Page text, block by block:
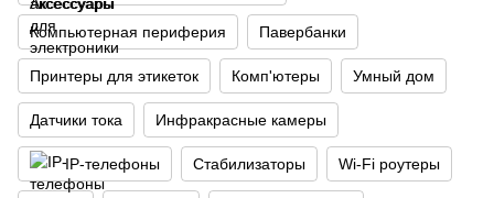
Компьютерная периферия Павербанки
Принтеры для этикеток Комп'ютеры Умный дом
Датчики тока Инфракрасные камеры
IP-телефоны Стабилизаторы Wi‑Fi роутеры